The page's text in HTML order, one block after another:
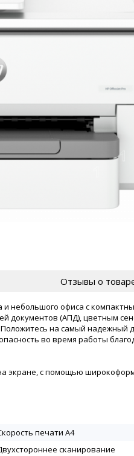
Отзывы о
и небольшого офиса с
документов (АПД), цветным
на самый надежный
во время работы
экране, с помощью
печати A4
сканирование